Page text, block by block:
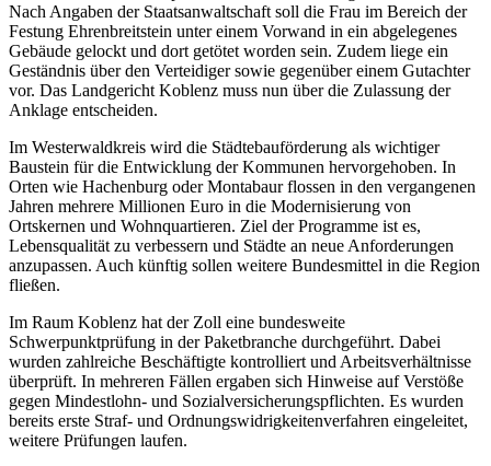
Nach Angaben der Staatsanwaltschaft soll die Frau im Bereich der
Festung Ehrenbreitstein unter einem Vorwand in ein abgelegenes
Gebäude gelockt und dort getötet worden sein. Zudem liege ein
Geständnis über den Verteidiger sowie gegenüber einem Gutachter
vor. Das Landgericht Koblenz muss nun über die Zulassung der
Anklage entscheiden.
Im Westerwaldkreis wird die Städtebauförderung als wichtiger
Baustein für die Entwicklung der Kommunen hervorgehoben. In
Orten wie Hachenburg oder Montabaur flossen in den vergangenen
Jahren mehrere Millionen Euro in die Modernisierung von
Ortskernen und Wohnquartieren. Ziel der Programme ist es,
Lebensqualität zu verbessern und Städte an neue Anforderungen
anzupassen. Auch künftig sollen weitere Bundesmittel in die Region
fließen.
Im Raum Koblenz hat der Zoll eine bundesweite
Schwerpunktprüfung in der Paketbranche durchgeführt. Dabei
wurden zahlreiche Beschäftigte kontrolliert und Arbeitsverhältnisse
überprüft. In mehreren Fällen ergaben sich Hinweise auf Verstöße
gegen Mindestlohn- und Sozialversicherungspflichten. Es wurden
bereits erste Straf- und Ordnungswidrigkeitenverfahren eingeleitet,
weitere Prüfungen laufen.